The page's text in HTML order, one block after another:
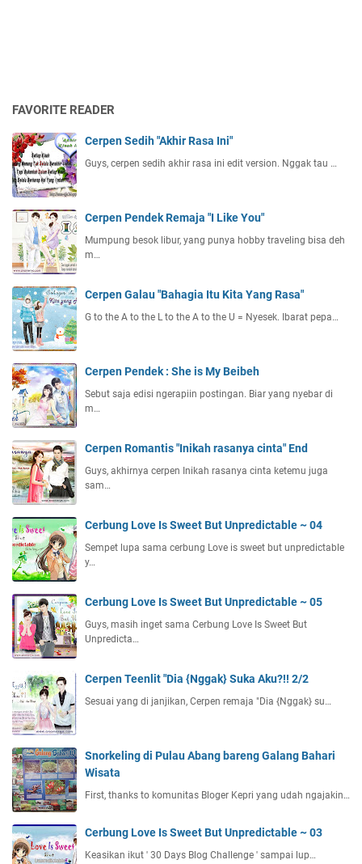
FAVORITE READER
Cerpen Sedih "Akhir Rasa Ini"
Guys, cerpen sedih akhir rasa ini edit version. Nggak tau …
Cerpen Pendek Remaja "I Like You"
Mumpung besok libur, yang punya hobby traveling bisa deh
m…
Cerpen Galau "Bahagia Itu Kita Yang Rasa"
G to the A to the L to the A to the U = Nyesek. Ibarat pepa…
Cerpen Pendek : She is My Beibeh
Sebut saja edisi ngerapiin postingan. Biar yang nyebar di
m…
Cerpen Romantis "Inikah rasanya cinta" End
Guys, akhirnya cerpen Inikah rasanya cinta ketemu juga
sam…
Cerbung Love Is Sweet But Unpredictable ~ 04
Sempet lupa sama cerbung Love is sweet but unpredictable
y…
Cerbung Love Is Sweet But Unpredictable ~ 05
Guys, masih inget sama Cerbung Love Is Sweet But
Unpredicta…
Cerpen Teenlit "Dia {Nggak} Suka Aku?!! 2/2
Sesuai yang di janjikan, Cerpen remaja "Dia {Nggak} su…
Snorkeling di Pulau Abang bareng Galang Bahari
Wisata
First, thanks to komunitas Bloger Kepri yang udah ngajakin…
Cerbung Love Is Sweet But Unpredictable ~ 03
Keasikan ikut ' 30 Days Blog Challenge ' sampai lup…